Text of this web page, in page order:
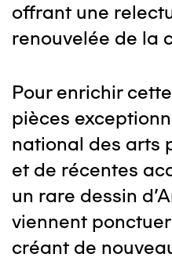
offrant une
renouvelée de la
Pour enrichir
pièces
national des arts
et de récentes
un rare dessin
viennent
créant de